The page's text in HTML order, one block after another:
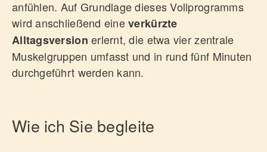
DOCTOLIB
anfühlen. Auf Grundlage dieses Vollprogramms
wird anschließend eineverkürzte
Alltagsversion erlernt, die etwa vier zentrale
Muskelgruppen umfasst und in rund fünf Minuten
durchgeführt werden kann.
Wie ich Sie begleite